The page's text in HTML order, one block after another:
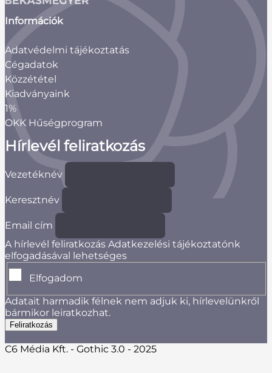
Információk
Adatvédelmi tájékoztatás
Cégadatok
Közzététel
Kiadványaink
1%
OKK Hűségprogram
Hírlevél feliratkozás
Vezetéknév
Keresztnév
Email cím
A hírlevél feliratkozás Adatkezelési tájékoztatónk
elfogadásával lehetséges
Elfogadom
Adatait harmadik félnek nem adjuk ki, hírlevelünkről
bármikor leiratkozhat.
C6 Média Kft. - Gothic 3.0 - 2025